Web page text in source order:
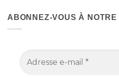
ABONNEZ-VOUS À